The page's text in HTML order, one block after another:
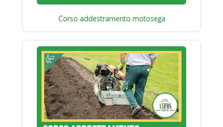
Corso addestramento motosega